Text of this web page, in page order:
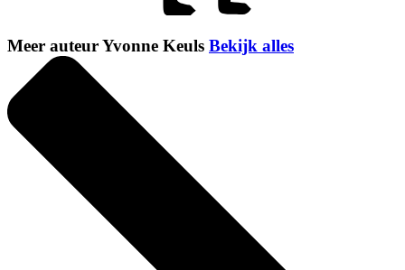
Meer auteur Yvonne Keuls Bekijk alles